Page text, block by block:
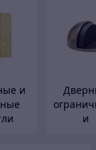
и
и